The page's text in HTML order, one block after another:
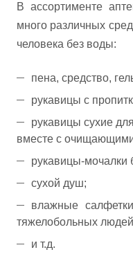
В ассортименте
много различных
человека без воды:
пена, средство,
рукавицы с
рукавицы сухие
вместе с
рукавицы-мочалки
сухой душ;
влажные
тяжелобольных
и т.д.